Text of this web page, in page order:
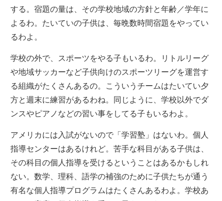
する。宿題の量は、その学校地域の方針と年齢／学年に
よるわ。たいていの子供は、毎晩数時間宿題をやってい
るわよ。
学校の外で、スポーツをやる子もいるわ。リトルリーグ
や地域サッカーなど子供向けのスポーツリーグを運営す
る組織がたくさんあるの。こういうチームはたいてい夕
方と週末に練習があるわね。同じように、学校以外でダ
ンスやピアノなどの習い事をしてる子もいるわよ。
アメリカには入試がないので「学習塾」はないわ。個人
指導センターはあるけれど。苦手な科目がある子供は、
その科目の個人指導を受けるということはあるかもしれ
ない。数学、理科、語学の補強のために子供たちが通う
有名な個人指導プログラムはたくさんあるわよ。学校あ